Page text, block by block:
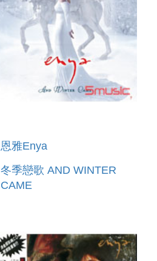
恩雅Enya
冬季戀歌 AND WINTER
CAME